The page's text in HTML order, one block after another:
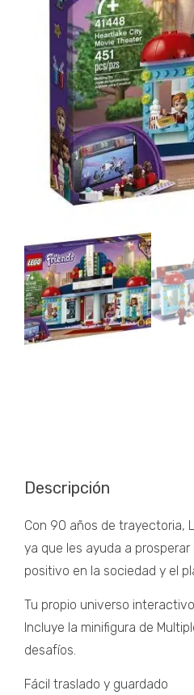
Descripción
Con 90 años de trayectoria,
ya que les ayuda a
positivo en la sociedad y el
Tu propio universo interactivo
Incluye la minifigura de
desafíos.
Fácil traslado y guardado